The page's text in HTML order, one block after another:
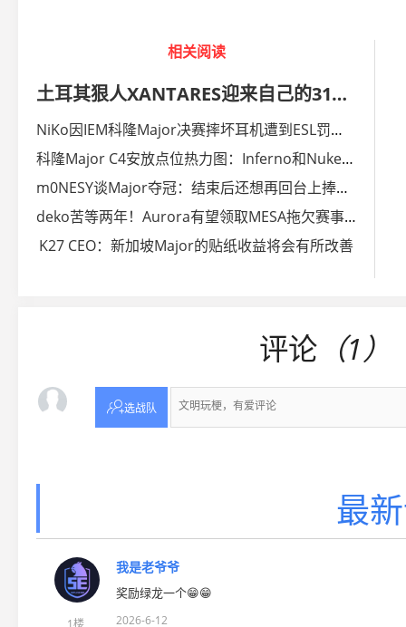
相关阅读
土耳其狠人XANTARES迎来自己的31岁生日！
NiKo因IEM科隆Major决赛摔坏耳机遭到ESL罚款一千美元
科隆Major C4安放点位热力图：Inferno和Nuke最为多变
m0NESY谈Major夺冠：结束后还想再回台上捧杯，感觉上瘾了
deko苦等两年！Aurora有望领取MESA拖欠赛事奖金
K27 CEO：新加坡Major的贴纸收益将会有所改善
评论 （1）
选战队
最
1楼
我是老爷爷
奖励绿龙一个😁😁
2026-6-12